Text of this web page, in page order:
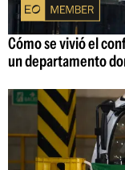
Cómo se vivió el
un departamento